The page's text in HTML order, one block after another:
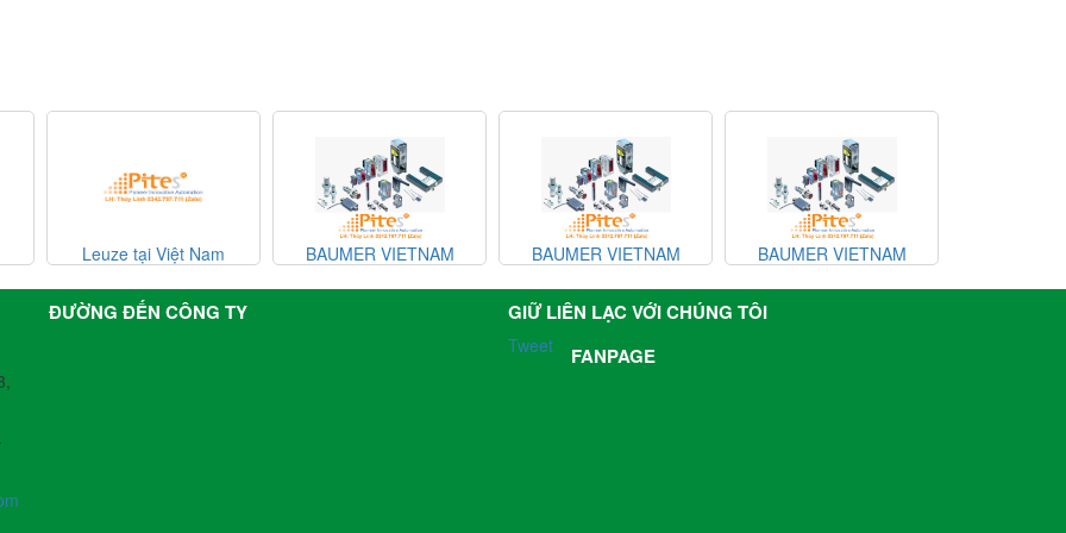
BAUMER VIETNAM BAUMER VIETNAM BAUMER VIETNAM BAUMER VIETNAM
ĐƯỜNG ĐẾN CÔNG TY GIỮ LIÊN LẠC VỚI CHÚNG TÔI
Tweet FANPAGE